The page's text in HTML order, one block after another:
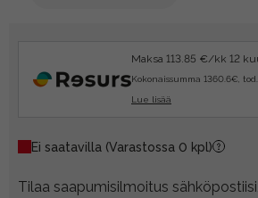
Maksa 113.85 €/kk 12
Kokonaissumma 1360.6€, tod.
Lue lisää
Ei saatavilla (Varastossa 0 kpl)
Tilaa saapumisilmoitus